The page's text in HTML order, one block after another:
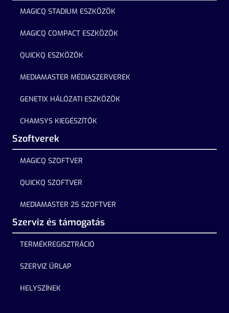
MAGICQ STADIUM ESZKÖZÖK
MAGICQ COMPACT ESZKÖZÖK
QUICKQ ESZKÖZÖK
MEDIAMASTER MÉDIASZERVEREK
GENETIX HÁLÓZATI ESZKÖZÖK
CHAMSYS KIEGÉSZÍTŐK
Szoftverek
MAGICQ SZOFTVER
QUICKQ SZOFTVER
MEDIAMASTER 25 SZOFTVER
Szerviz és támogatás
TERMÉKREGISZTRÁCIÓ
SZERVIZ ŰRLAP
HELYSZÍNEK